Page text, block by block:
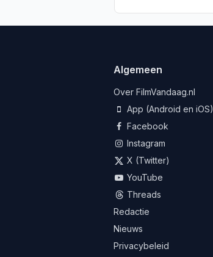
Algemeen
Over FilmVandaag.nl
App (Android en iOS)
Facebook
Instagram
X (Twitter)
YouTube
Threads
Redactie
Nieuws
Privacybeleid